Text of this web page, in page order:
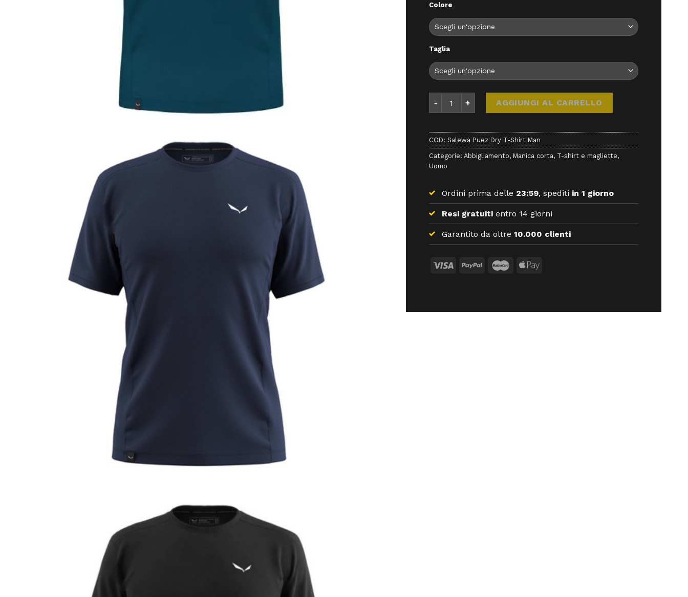
50,00 €.45,00 €.
Colore
Taglia
AGGIUNGI AL CARRELLO
COD: Salewa Puez Dry T-Shirt Man
Categorie: Abbigliamento, Manica corta, T-shirt e magliette,
Uomo
Ordini prima delle 23:59, spediti in 1 giorno
Resi gratuitientro 14 giorni
Garantito da oltre 10.000 clienti